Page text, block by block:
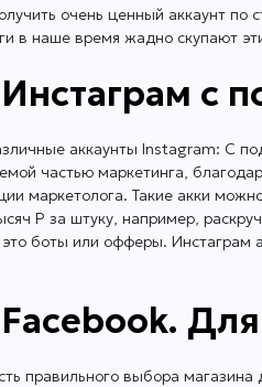
очень ценный аккаунт по
наше время жадно скупают
с
аккаунты Instagram: С
частью маркетинга,
маркетолога. Такие акки
Р за штуку, например,
боты или офферы.
правильного выбора